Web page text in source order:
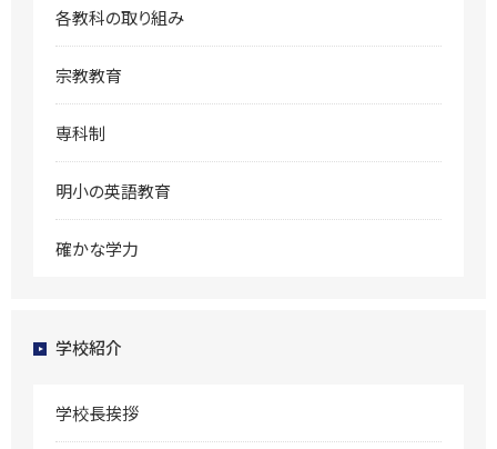
各教科の取り組み
宗教教育
専科制
明小の英語教育
確かな学力
学校紹介
学校長挨拶